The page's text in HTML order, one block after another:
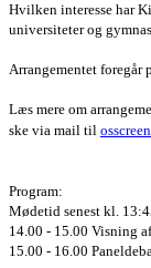
Hvilken interesse har
universiteter og
Arrangementet foregår
Læs mere om
ske via mail til
Program:
Mødetid senest kl.
14.00 - 15.00 Visning
15.00 - 16.00